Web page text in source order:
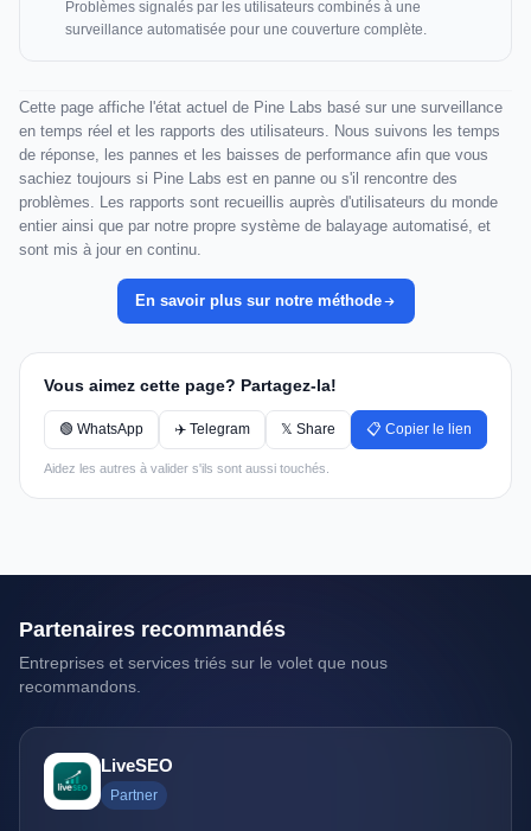
Problèmes signalés par les utilisateurs combinés à une
surveillance automatisée pour une couverture complète.
Cette page affiche l'état actuel de Pine Labs basé sur une surveillance
en temps réel et les rapports des utilisateurs. Nous suivons les temps
de réponse, les pannes et les baisses de performance afin que vous
sachiez toujours si Pine Labs est en panne ou s'il rencontre des
problèmes. Les rapports sont recueillis auprès d'utilisateurs du monde
entier ainsi que par notre propre système de balayage automatisé, et
sont mis à jour en continu.
En savoir plus sur notre méthode
Vous aimez cette page? Partagez-la!
🟢 WhatsApp ✈️ Telegram 𝕏 Share 📋 Copier le lien
Aidez les autres à valider s'ils sont aussi touchés.
Partenaires recommandés
Entreprises et services triés sur le volet que nous
recommandons.
LiveSEO
Partner